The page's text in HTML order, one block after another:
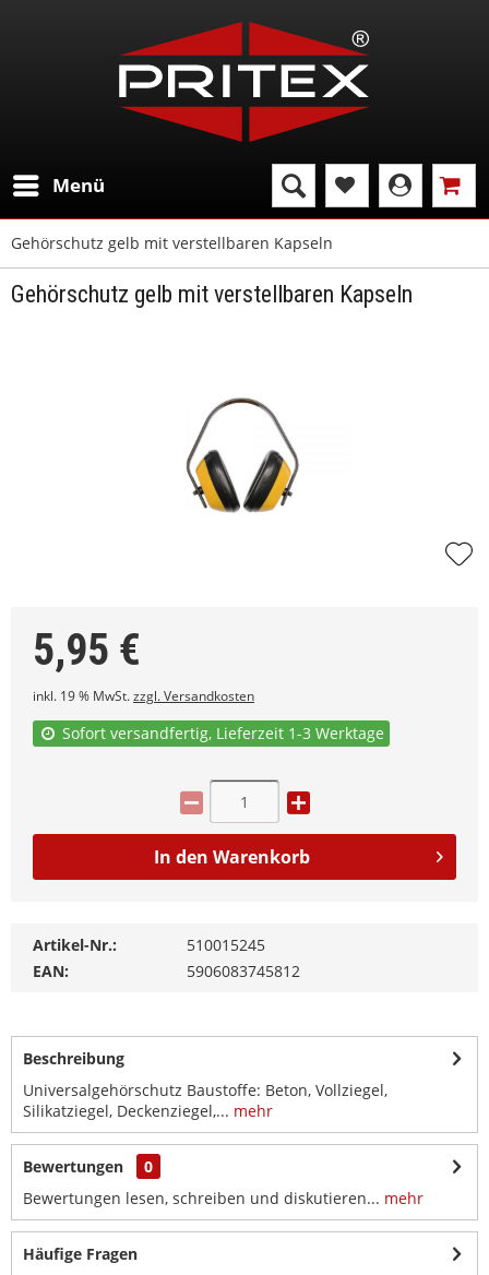
Menü
Gehörschutz gelb mit verstellbaren Kapseln
Gehörschutz gelb mit verstellbaren Kapseln
5,95 €
inkl. 19 % MwSt.zzgl. Versandkosten
Sofort versandfertig, Lieferzeit 1-3 Werktage
In den Warenkorb
Artikel-Nr.:
510015245
EAN:
5906083745812
Beschreibung
Universalgehörschutz Baustoffe: Beton, Vollziegel,
Silikatziegel, Deckenziegel,... mehr
Bewertungen
0
Bewertungen lesen, schreiben und diskutieren... mehr
Häufige Fragen